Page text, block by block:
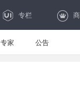
专栏
专家 公告